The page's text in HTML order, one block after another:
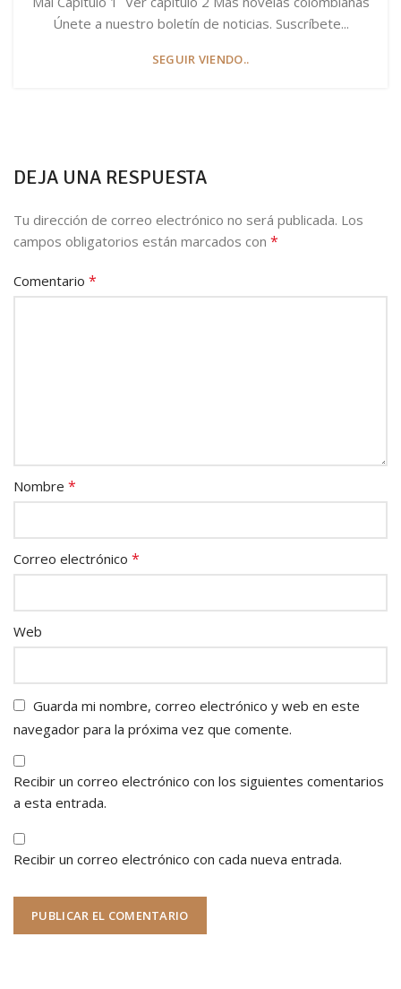
Únete a nuestro boletín de noticias. Suscríbete...
SEGUIR VIENDO..
DEJA UNA RESPUESTA
Tu dirección de correo electrónico no será publicada. Los
campos obligatorios están marcados con *
Comentario *
Nombre *
Correo electrónico *
Web
Guarda mi nombre, correo electrónico y web en este
navegador para la próxima vez que comente.
Recibir un correo electrónico con los siguientes comentarios
a esta entrada.
Recibir un correo electrónico con cada nueva entrada.